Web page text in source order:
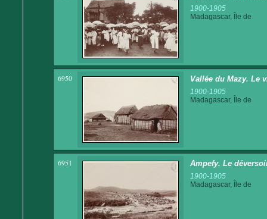
1900-1905
Madagascar, Île de
6950 Vallée du Mazy. Le
1900-1905
Madagascar, Île de
6951 Ampefy. Le
1900-1905
Madagascar, Île de